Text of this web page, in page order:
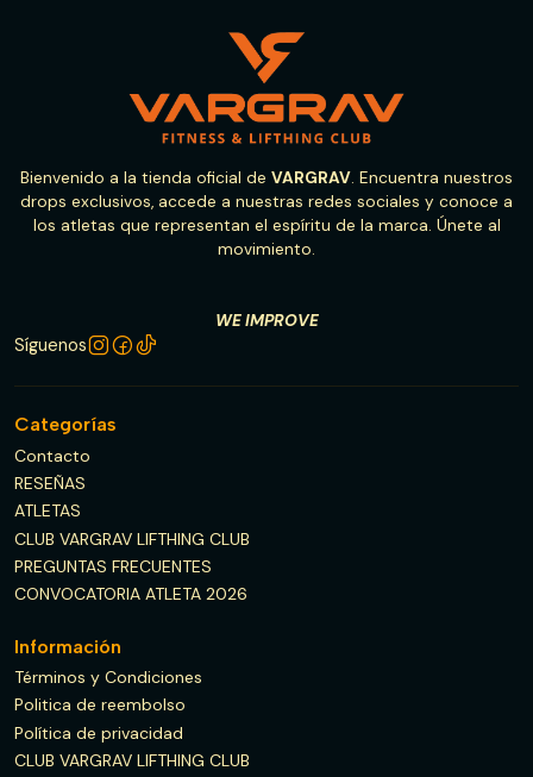
Bienvenido a la tienda oficial de VARGRAV. Encuentra nuestros
drops exclusivos, accede a nuestras redes sociales y conoce a
los atletas que representan el espíritu de la marca. Únete al
movimiento.
WE IMPROVE
Síguenos
Categorías
Contacto
RESEÑAS
ATLETAS
CLUB VARGRAV LIFTHING CLUB
PREGUNTAS FRECUENTES
CONVOCATORIA ATLETA 2026
Información
Términos y Condiciones
Politica de reembolso
Política de privacidad
CLUB VARGRAV LIFTHING CLUB